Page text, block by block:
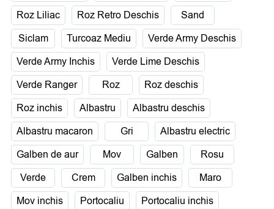
Roz Liliac
Roz Retro Deschis
Sand
Siclam
Turcoaz Mediu
Verde Army Deschis
Verde Army Inchis
Verde Lime Deschis
Verde Ranger
Roz
Roz deschis
Roz inchis
Albastru
Albastru deschis
Albastru macaron
Gri
Albastru electric
Galben de aur
Mov Galben
Rosu
Verde
Crem Galben inchis
Maro
Mov inchis
Portocaliu
Portocaliu inchis